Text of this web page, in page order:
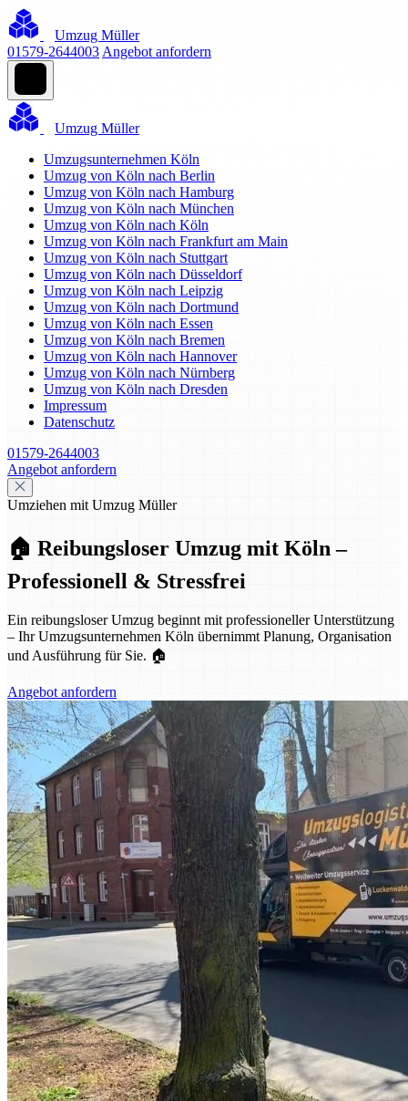
Umzug Müller
01579-2644003 Angebot anfordern
Umzug Müller
Umzugsunternehmen Köln
Umzug von Köln nach Berlin
Umzug von Köln nach Hamburg
Umzug von Köln nach München
Umzug von Köln nach Köln
Umzug von Köln nach Frankfurt am Main
Umzug von Köln nach Stuttgart
Umzug von Köln nach Düsseldorf
Umzug von Köln nach Leipzig
Umzug von Köln nach Dortmund
Umzug von Köln nach Essen
Umzug von Köln nach Bremen
Umzug von Köln nach Hannover
Umzug von Köln nach Nürnberg
Umzug von Köln nach Dresden
Impressum
Datenschutz
01579-2644003
Angebot anfordern
Umziehen mit Umzug Müller
🏠 Reibungsloser Umzug mit Köln –
Professionell & Stressfrei
Ein reibungsloser Umzug beginnt mit professioneller Unterstützung
– Ihr Umzugsunternehmen Köln übernimmt Planung, Organisation
und Ausführung für Sie. 🏠
Angebot anfordern